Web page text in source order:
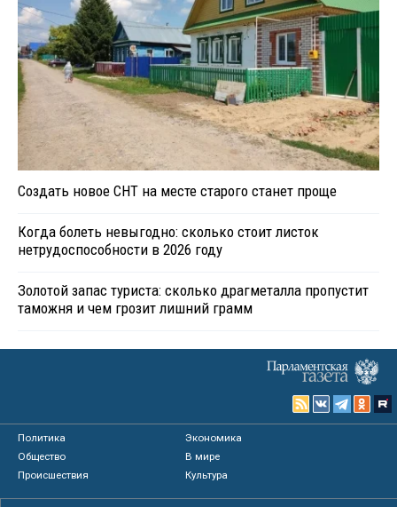
Создать новое СНТ на месте старого станет проще
Когда болеть невыгодно: сколько стоит листок
нетрудоспособности в 2026 году
Золотой запас туриста: сколько драгметалла пропустит
таможня и чем грозит лишний грамм
Политика
Экономика
Общество
В мире
Происшествия
Культура